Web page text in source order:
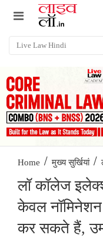
Home / मुख्य सुर्खियां /
लॉ कॉलेज
केवल नॉमिनेशन
कर सकते हैं,